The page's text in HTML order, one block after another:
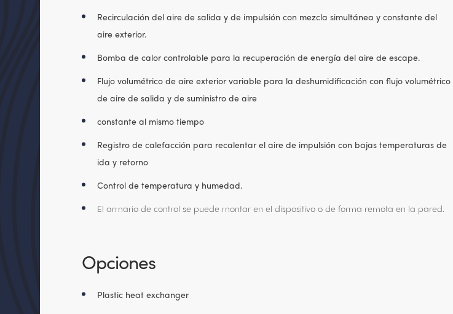
Recirculación del aire de salida y de impulsión con mezcla simultánea y constante del
aire exterior.
Bomba de calor controlable para la recuperación de energía del aire de escape.
Flujo volumétrico de aire exterior variable para la deshumidificación con flujo volumétrico
de aire de salida y de suministro de aire
constante al mismo tiempo
Registro de calefacción para recalentar el aire de impulsión con bajas temperaturas de
ida y retorno
Control de temperatura y humedad.
El armario de control se puede montar en el dispositivo o de forma remota en la pared.
Opciones
Plastic heat exchanger